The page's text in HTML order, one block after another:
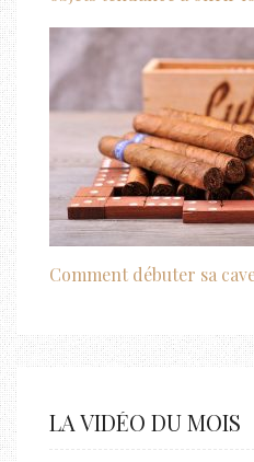
Comment débuter sa
LA VIDÉO DU MOIS